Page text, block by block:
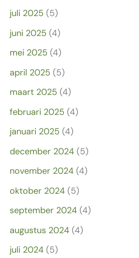
juli 2025 (5)
juni 2025 (4)
mei 2025 (4)
april 2025 (5)
maart 2025 (4)
februari 2025 (4)
januari 2025 (4)
december 2024 (5)
november 2024 (4)
oktober 2024 (5)
september 2024 (4)
augustus 2024 (4)
juli 2024 (5)